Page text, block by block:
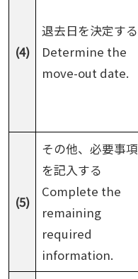
(4)
退去日を決定する
Determine the
move-out date.
(5)
その他、必要事項
を記入する
Complete the
remaining
required
information.